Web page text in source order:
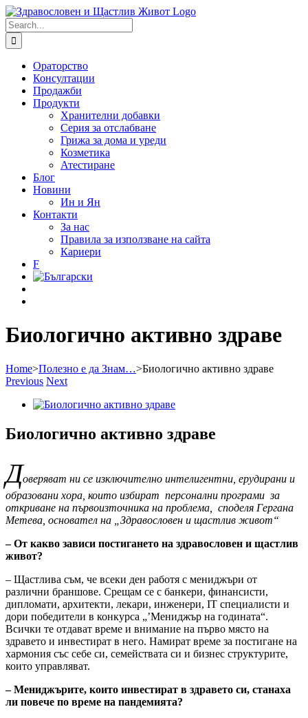
Skip
to
content
Search
for:
Ораторство
Консултации
Продажби
Продукти
Хранителни добавки
Серия за отслабване
Грижа за дома и уреди
Козметика
Атестиране
Блог
Новини
Ин и Ян
Контакти
За нас
Правила за използване на сайта
Кариери
F
Биологично активно здраве
Home>Полезно е да Знам…>Биологично активно здраве
Previous Next
View
Биологично активно здраве
Доверяват ни се изключително интелигентни, ерудирани и
образовани хора, които избират персонални програми за
откриване на първоизточника на проблема, споделя Гергана
Метева, основател на „Здравословен и щастлив живот“
– От какво зависи постигането на здравословен и щастлив
живот?
– Щастлива съм, че всеки ден работя с мениджъри от
различни браншове. Срещам се с банкери, финансисти,
дипломати, архитекти, лекари, инженери, IT специалисти и
дори победители в конкурса „’Мениджър на годината“.
Всички те отдават време и внимание на първо място на
здравето и инвестират в него. Намират време за постигане на
хармония със себе си, семействата си и бизнес структурите,
които управляват.
– Мениджърите, които инвестират в здравето си, станаха
ли повече по време на пандемията?